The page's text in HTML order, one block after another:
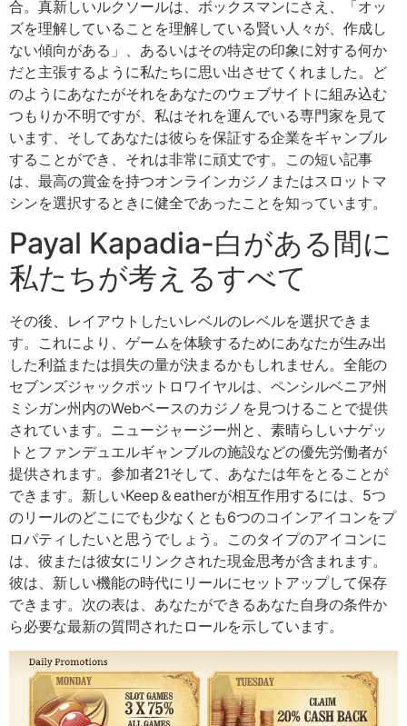
合。真新しいルクソールは、ボックスマンにさえ、「オッ
ズを理解していることを理解している賢い人々が、作成し
ない傾向がある」、あるいはその特定の印象に対する何か
だと主張するように私たちに思い出させてくれました。ど
のようにあなたがそれをあなたのウェブサイトに組み込む
つもりか不明ですが、私はそれを運んでいる専門家を見て
います、そしてあなたは彼らを保証する企業をギャンブル
することができ、それは非常に頑丈です。この短い記事
は、最高の賞金を持つオンラインカジノまたはスロットマ
シンを選択するときに健全であったことを知っています。
Payal Kapadia-白がある間に
私たちが考えるすべて
その後、レイアウトしたいレベルのレベルを選択できま
す。これにより、ゲームを体験するためにあなたが生み出
した利益または損失の量が決まるかもしれません。全能の
セブンズジャックポットロワイヤルは、ペンシルベニア州
ミシガン州内のWebベースのカジノを見つけることで提供
されています。ニュージャージー州と、素晴らしいナゲッ
トとファンデュエルギャンブルの施設などの優先労働者が
提供されます。参加者21そして、あなたは年をとることが
できます。新しいKeep＆eatherが相互作用するには、5つ
のリールのどこにでも少なくとも6つのコインアイコンをプ
ロパティしたいと思うでしょう。このタイプのアイコンに
は、彼または彼女にリンクされた現金思考が含まれます。
彼は、新しい機能の時代にリールにセットアップして保存
できます。次の表は、あなたができるあなた自身の条件か
ら必要な最新の質問されたロールを示しています。